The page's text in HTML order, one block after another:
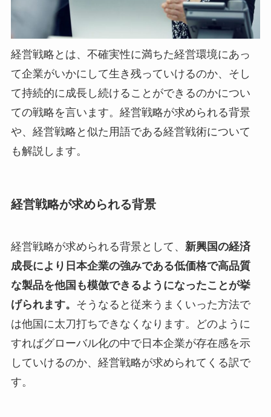
経営戦略とは、不確実性に満ちた経営環境にあっ
て企業がいかにして生き残っていけるのか、そし
て持続的に成長し続けることができるのかについ
ての戦略を言います。経営戦略が求められる背景
や、経営戦略と似た用語である経営戦術について
も解説します。
経営戦略が求められる背景
経営戦略が求められる背景として、 新興国の経済
成長により日本企業の強みである低価格で高品質
な製品を他国も模倣できるようになったことが挙
げられます。 そうなると従来うまくいった方法で
は他国に太刀打ちできなくなります。どのように
すればグローバル化の中で日本企業が存在感を示
していけるのか、経営戦略が求められてくる訳で
す。